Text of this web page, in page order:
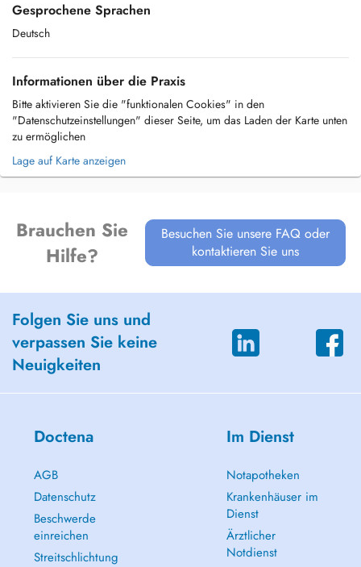
Gesprochene Sprachen
Deutsch
Informationen über die Praxis
Bitte aktivieren Sie die "funktionalen Cookies" in den
"Datenschutzeinstellungen" dieser Seite, um das Laden der Karte unten
zu ermöglichen
Lage auf Karte anzeigen
Brauchen Sie
Hilfe?
Besuchen Sie unsere FAQ oder
kontaktieren Sie uns
Folgen Sie uns und
verpassen Sie keine
Neuigkeiten
Doctena
AGB
Datenschutz
Beschwerde
einreichen
Streitschlichtung
Im Dienst
Notapotheken
Krankenhäuser im
Dienst
Ärztlicher
Notdienst